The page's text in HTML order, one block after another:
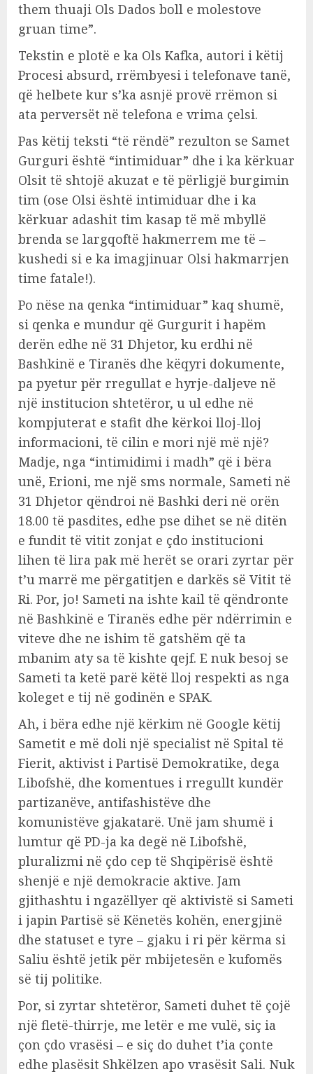
them thuaji Ols Dados boll e molestove
gruan time”.
Tekstin e plotë e ka Ols Kafka, autori i këtij
Procesi absurd, rrëmbyesi i telefonave tanë,
që helbete kur s’ka asnjë provë rrëmon si
ata perversët në telefona e vrima çelsi.
Pas këtij teksti “të rëndë” rezulton se Samet
Gurguri është “intimiduar” dhe i ka kërkuar
Olsit të shtojë akuzat e të përligjë burgimin
tim (ose Olsi është intimiduar dhe i ka
kërkuar adashit tim kasap të më mbyllë
brenda se largqoftë hakmerrem me të –
kushedi si e ka imagjinuar Olsi hakmarrjen
time fatale!).
Po nëse na qenka “intimiduar” kaq shumë,
si qenka e mundur që Gurgurit i hapëm
derën edhe në 31 Dhjetor, ku erdhi në
Bashkinë e Tiranës dhe këqyri dokumente,
pa pyetur për rregullat e hyrje-daljeve në
një institucion shtetëror, u ul edhe në
kompjuterat e stafit dhe kërkoi lloj-lloj
informacioni, të cilin e mori një më një?
Madje, nga “intimidimi i madh” që i bëra
unë, Erioni, me një sms normale, Sameti në
31 Dhjetor qëndroi në Bashki deri në orën
18.00 të pasdites, edhe pse dihet se në ditën
e fundit të vitit zonjat e çdo institucioni
lihen të lira pak më herët se orari zyrtar për
t’u marrë me përgatitjen e darkës së Vitit të
Ri. Por, jo! Sameti na ishte kail të qëndronte
në Bashkinë e Tiranës edhe për ndërrimin e
viteve dhe ne ishim të gatshëm që ta
mbanim aty sa të kishte qejf. E nuk besoj se
Sameti ta ketë parë këtë lloj respekti as nga
koleget e tij në godinën e SPAK.
Ah, i bëra edhe një kërkim në Google këtij
Sametit e më doli një specialist në Spital të
Fierit, aktivist i Partisë Demokratike, dega
Libofshë, dhe komentues i rregullt kundër
partizanëve, antifashistëve dhe
komunistëve gjakatarë. Unë jam shumë i
lumtur që PD-ja ka degë në Libofshë,
pluralizmi në çdo cep të Shqipërisë është
shenjë e një demokracie aktive. Jam
gjithashtu i ngazëllyer që aktivistë si Sameti
i japin Partisë së Kënetës kohën, energjinë
dhe statuset e tyre – gjaku i ri për kërma si
Saliu është jetik për mbijetesën e kufomës
së tij politike.
Por, si zyrtar shtetëror, Sameti duhet të çojë
një fletë-thirrje, me letër e me vulë, siç ia
çon çdo vrasësi – e siç do duhet t’ia çonte
edhe plasësit Shkëlzen apo vrasësit Sali. Nuk